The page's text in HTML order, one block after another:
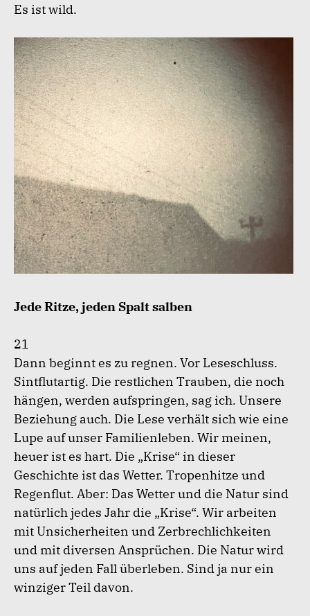
Es ist wild.
Jede Ritze, jeden Spalt salben
21
Dann beginnt es zu regnen. Vor Leseschluss.
Sintflutartig. Die restlichen Trauben, die noch
hängen, werden aufspringen, sag ich. Unsere
Beziehung auch. Die Lese verhält sich wie eine
Lupe auf unser Familienleben. Wir meinen,
heuer ist es hart. Die „Krise“ in dieser
Geschichte ist das Wetter. Tropenhitze und
Regenflut. Aber: Das Wetter und die Natur sind
natürlich jedes Jahr die „Krise“. Wir arbeiten
mit Unsicherheiten und Zerbrechlichkeiten
und mit diversen Ansprüchen. Die Natur wird
uns auf jeden Fall überleben. Sind ja nur ein
winziger Teil davon.